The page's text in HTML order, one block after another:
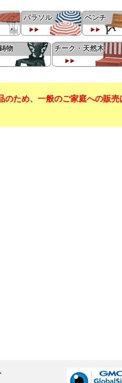
パラソル ベンチ
物 チーク・天然木
のため、一般のご家庭への販